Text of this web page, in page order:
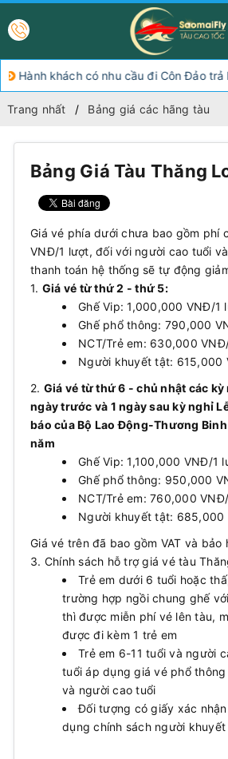
Hành khách có nhu cầu đi Côn Đảo trả
Trang nhất Bảng giá các hãng tàu
Bảng Giá Tàu Thăng
Giá vé phía dưới chưa bao gồm phí
VNĐ/1 lượt, đối với người cao tuổi
thanh toán hệ thống sẽ tự động
1. Giá vé từ thứ 2 - thứ 5:
Ghế Vip: 1,000,000 VNĐ/1
Ghế phổ thông: 790,000
NCT/Trẻ em: 630,000
Người khuyết tật: 615,000
2. Giá vé từ thứ 6 - chủ nhật các kỳ
ngày trước và 1 ngày sau kỳ nghỉ
báo của Bộ Lao Động-Thương Binh
năm
Ghế Vip: 1,100,000 VNĐ/1
Ghế phổ thông: 950,000
NCT/Trẻ em: 760,000
Người khuyết tật: 685,000
Giá vé trên đã bao gồm VAT và bảo
3. Chính sách hỗ trợ giá vé tàu
Trẻ em dưới 6 tuổi hoặc
trường hợp ngồi chung ghế
thì được miễn phí vé lên tàu,
được đi kèm 1 trẻ em
Trẻ em 6-11 tuổi và người
tuổi áp dụng giá vé phổ
và người cao tuổi
Đối tượng có giấy xác
dụng chính sách người